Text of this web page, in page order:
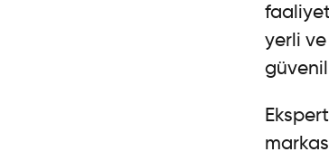
yerli ve